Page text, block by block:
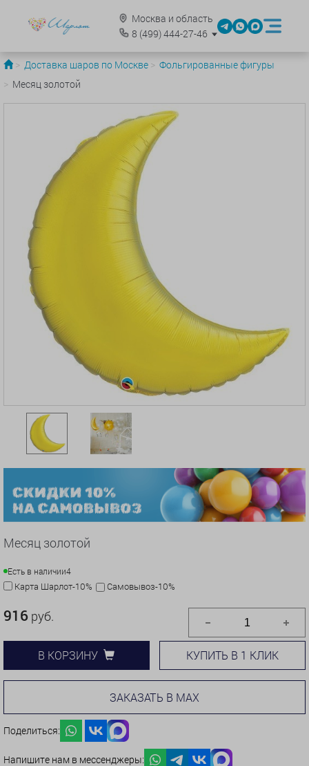
Москва и область
8 (499)444-27-46
Доставка шаров по Москве
Фольгированные фигуры
Месяц золотой
Месяц золотой
Есть в наличии4
Карта Шарлот-10% Самовывоз-10%
916 руб.
В КОРЗИНУ КУПИТЬ В 1 КЛИК
ЗАКАЗАТЬ В MAX
Поделиться:
Напишите нам в мессенджеры: